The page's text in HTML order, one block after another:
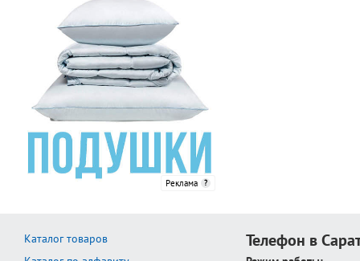
Реклама
Каталог товаров
Телефон в